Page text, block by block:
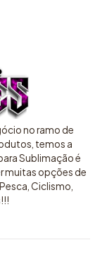
no ramo de
temos a
Sublimação é
muitas opções de
Ciclismo,